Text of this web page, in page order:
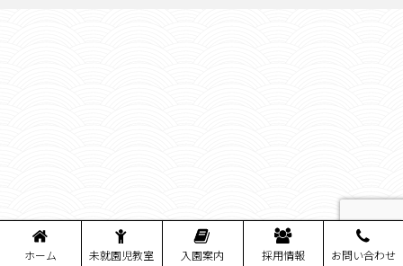
ホーム 未就園児教室 入園案内 採用情報 お問い合わせ